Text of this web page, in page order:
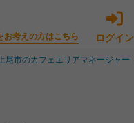
お考えの方はこちら ログイン
上尾市のカフェエリアマネージャー